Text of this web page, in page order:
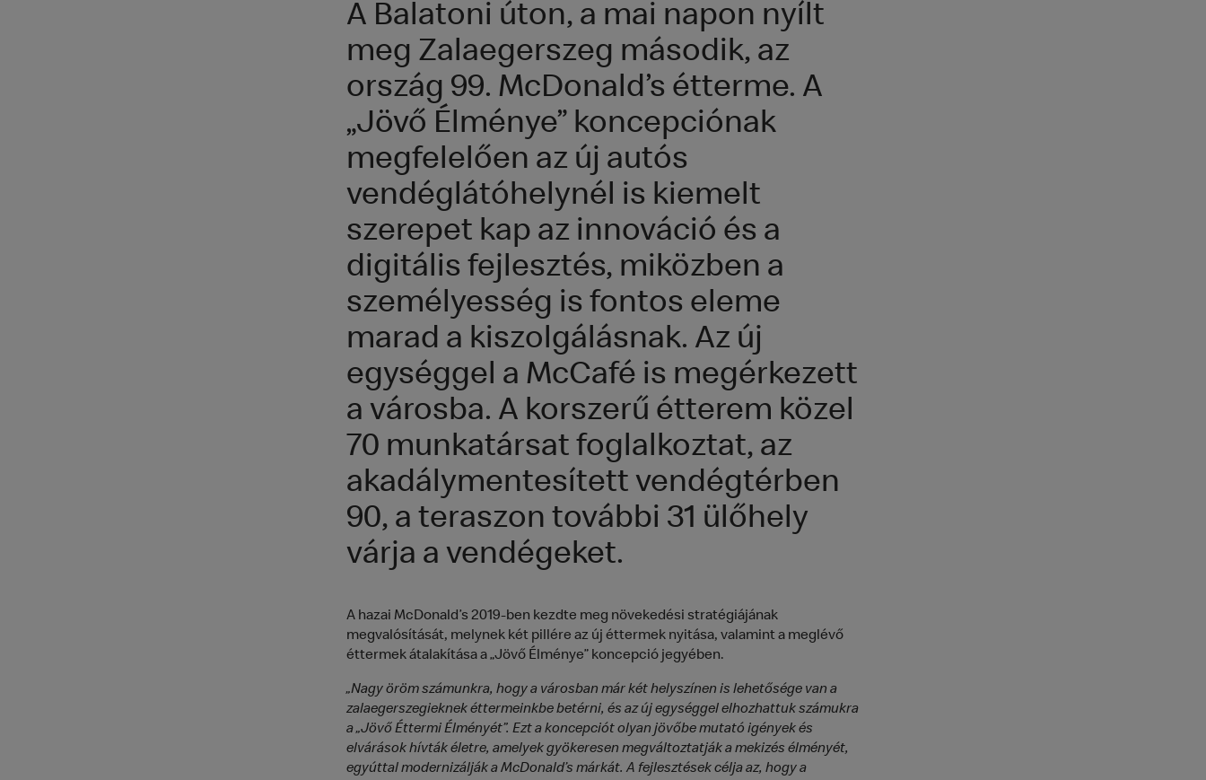
A Balatoni úton, a mai napon nyílt
meg Zalaegerszeg második, az
ország 99. McDonald’s étterme. A
„Jövő Élménye” koncepciónak
megfelelően az új autós
vendéglátóhelynél is kiemelt
szerepet kap az innováció és a
digitális fejlesztés, miközben a
személyesség is fontos eleme
marad a kiszolgálásnak. Az új
egységgel a McCafé is megérkezett
a városba. A korszerű étterem közel
70 munkatársat foglalkoztat, az
akadálymentesített vendégtérben
90, a teraszon további 31 ülőhely
várja a vendégeket.
A hazai McDonald’s 2019-ben kezdte meg növekedési stratégiájának
megvalósítását, melynek két pillére az új éttermek nyitása, valamint a meglévő
éttermek átalakítása a „Jövő Élménye” koncepció jegyében.
„Nagy öröm számunkra, hogy a városban már két helyszínen is lehetősége van a
zalaegerszegieknek éttermeinkbe betérni, és az új egységgel elhozhattuk számukra
a „Jövő Éttermi Élményét”. Ezt a koncepciót olyan jövőbe mutató igények és
elvárások hívták életre, amelyek gyökeresen megváltoztatják a mekizés élményét,
egyúttal modernizálják a McDonald’s márkát. A fejlesztések célja az, hogy a